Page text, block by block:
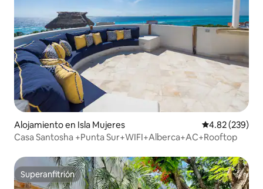
Alojamiento en Isla Mujeres Calificación
4.82 (239)
Casa Santosha +Punta Sur+WIFI+Alberca+AC+Rooftop
Superanfitrión
Superanfitrión